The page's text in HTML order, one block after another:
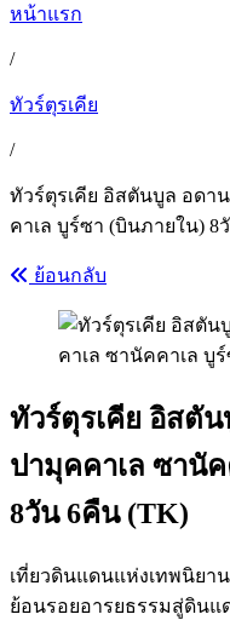
หน้าแรก
/
ทัวร์ตุรเคีย
/
ทัวร์ตุรเคีย อิสตันบูล อดา
คาเล บูร์ซา (บินภายใน) 8
ย้อนกลับ
ทัวร์ตุรเคีย อิสตั
ปามุคคาเล ซานั
8วัน 6คืน (TK)
เที่ยวดินแดนแห่งเทพนิยา
ย้อนรอยอารยธรรมสู่ดินแ